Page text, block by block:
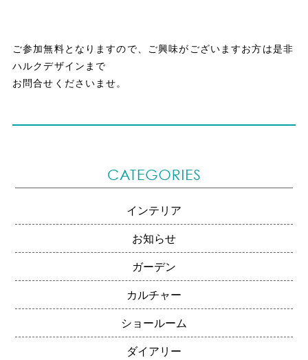
ご参加無料となりますので、ご興味がございますお方は是非
ハルクデザインまで
お問合せくださいませ。
インテリア
お知らせ
ガーデン
カルチャー
ショールーム
ダイアリー